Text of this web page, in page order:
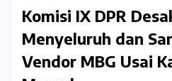
Komisi IX DPR
Menyeluruh dan
Vendor MBG Usai